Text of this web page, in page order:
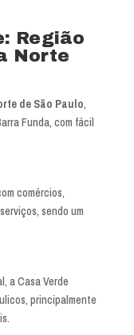
Região
Norte
de São Paulo,
Funda, com fácil
comércios,
sendo um
a Casa Verde
principalmente